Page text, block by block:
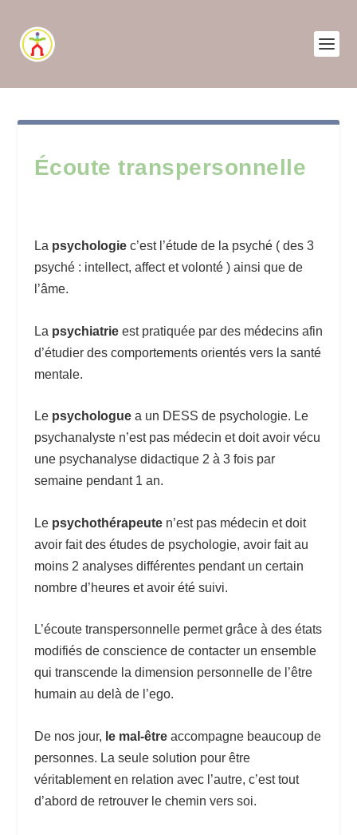
Écoute transpersonnelle
La psychologiec’est l’étude de la psyché ( des 3
psyché : intellect, affect et volonté ) ainsi que de
l’âme.
La psychiatrieest pratiquée par des médecins afin
d’étudier des comportements orientés vers la santé
mentale.
Le psychologuea un DESS de psychologie. Le
psychanalyste n’est pas médecin et doit avoir vécu
une psychanalyse didactique 2 à 3 fois par
semaine pendant 1 an.
Le psychothérapeuten’est pas médecin et doit
avoir fait des études de psychologie, avoir fait au
moins 2 analyses différentes pendant un certain
nombre d’heures et avoir été suivi.
L’écoute transpersonnelle permet grâce à des états
modifiés de conscience de contacter un ensemble
qui transcende la dimension personnelle de l’être
humain au delà de l’ego.
De nos jour, le mal-êtreaccompagne beaucoup de
personnes. La seule solution pour être
véritablement en relation avec l’autre, c’est tout
d’abord de retrouver le chemin vers soi.